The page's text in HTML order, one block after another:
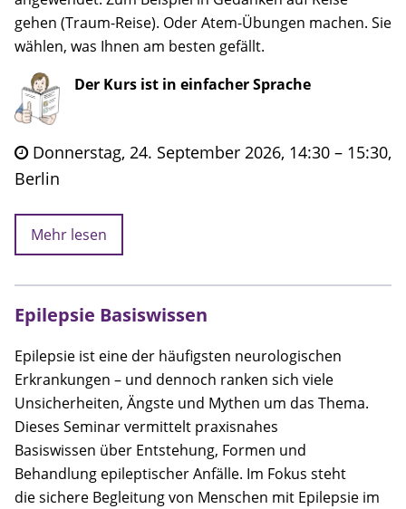
gehen (Traum-Reise). Oder Atem-Übungen machen. Sie
wählen, was Ihnen am besten gefällt.
Der Kurs ist in einfacher Sprache
Donnerstag, 24. September 2026, 14:30 – 15:30,
Berlin
Mehr lesen
Epilepsie Basiswissen
Epilepsie ist eine der häufigsten neurologischen
Erkrankungen – und dennoch ranken sich viele
Unsicherheiten, Ängste und Mythen um das Thema.
Dieses Seminar vermittelt praxisnahes
Basiswissen über Entstehung, Formen und
Behandlung epileptischer Anfälle. Im Fokus steht
die sichere Begleitung von Menschen mit Epilepsie im